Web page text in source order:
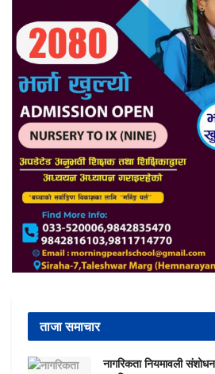
ताजा समाचार
नागरिकता नियमावली